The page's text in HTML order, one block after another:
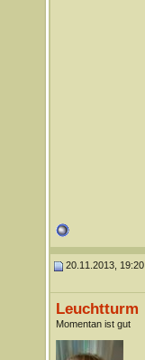
20.11.2013, 19:20
Leuchtturm
Momentan ist gut